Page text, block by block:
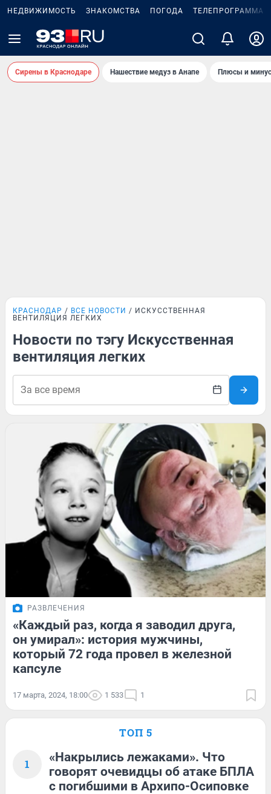
НЕДВИЖИМОСТЬ ЗНАКОМСТВА ПОГОДА ТЕЛЕПРОГРАММА
Сирены в Краснодаре Нашествие медуз в Анапе Плюсы и
КРАСНОДАР ВСЕ НОВОСТИ
ИСКУССТВЕННАЯ
ВЕНТИЛЯЦИЯ ЛЕГКИХ
Новости по тэгу Искусственная
вентиляция легких
РАЗВЛЕЧЕНИЯ
«Каждый раз, когда я заводил друга,
он умирал»: история мужчины,
который 72 года провел в железной
капсуле
17 марта, 2024, 18:00 1 533 1
ТОП 5
1
«Накрылись лежаками». Что
говорят очевидцы об атаке БПЛА
с погибшими в Архипо-Осиповке